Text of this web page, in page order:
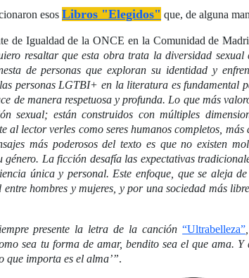
esos Libros "Elegidos" que, de alguna
de Igualdad de la ONCE en la Comunidad de
resaltar que esta obra trata la diversidad sexual
de personas que exploran su identidad y
personas LGTBI+ en la literatura es fundamental
de manera respetuosa y profunda. Lo que más
sexual; están construidos con múltiples
al lector verles como seres humanos completos, más
más poderosos del texto es que no existen
La ficción desafía las expectativas
única y personal. Este enfoque, que se aleja
hombres y mujeres, y por una sociedad más
presente la letra de la canción“Ultrabelleza”
sea tu forma de amar, bendito sea el que ama. Y
que importa es el alma’”.